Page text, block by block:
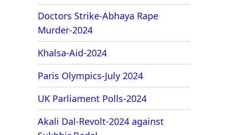
Doctors Strike-Abhaya Rape
Murder-2024
Khalsa-Aid-2024
Paris Olympics-July 2024
UK Parliament Polls-2024
Akali Dal-Revolt-2024 against